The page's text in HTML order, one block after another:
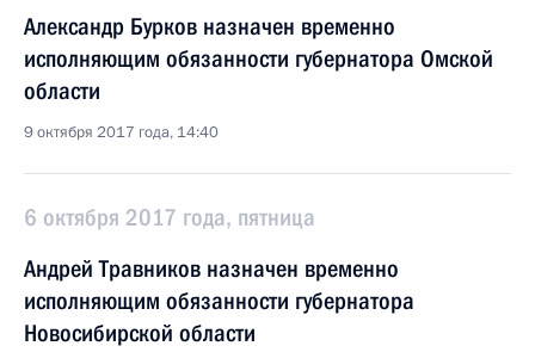
Александр Бурков назначен временно
исполняющим обязанности губернатора Омской
области
9 октября 2017 года, 14:40
6 октября 2017 года, пятница
Андрей Травников назначен временно
исполняющим обязанности губернатора
Новосибирской области